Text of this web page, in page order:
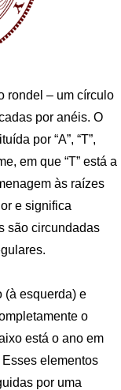
rondel – um círculo
por anéis. O
por “A”, “T”,
em que “T” está a
às raízes
e significa
são circundadas
(à esquerda) e
o
está o ano em
Esses elementos
por uma